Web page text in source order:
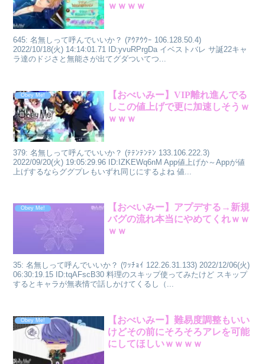
ｗｗｗｗ
645: 名無しって呼んでいいか？ (ｱｳｱｳｳｰ 106.128.50.4)
2022/10/18(火) 14:14:01.71 ID:yvuRPrgDa イベストバレ サ誕22キャ
ラ達のドジさと無能さが出てグダついてつ...
Obey Me!
【おべいみー】VIP離れ進んでる
しこの値上げで更に加速しそうｗ
ｗｗｗ
379: 名無しって呼んでいいか？ (ﾃﾃﾝﾃﾝﾃﾝ 133.106.222.3)
2022/09/20(火) 19:05:29.96 ID:IZKEWq6nM App値上げか～Appが値
上げするならググプレもいずれ同じにするよね 値...
Obey Me!
【おべいみー】アプデする→新規
バグの流れ本当にやめてくれｗｗ
ｗｗ
35: 名無しって呼んでいいか？ (ﾜｯﾁｮｲ 122.26.31.133) 2022/12/06(火)
06:30:19.15 ID:tqAFscB30 料理のスキップ使ってみたけど スキップ
するとキャラが無表情で話しかけてくるし（...
Obey Me!
【おべいみー】難易度調整もいい
けどその前にそろそろアレを可能
にしてほしいｗｗｗｗ